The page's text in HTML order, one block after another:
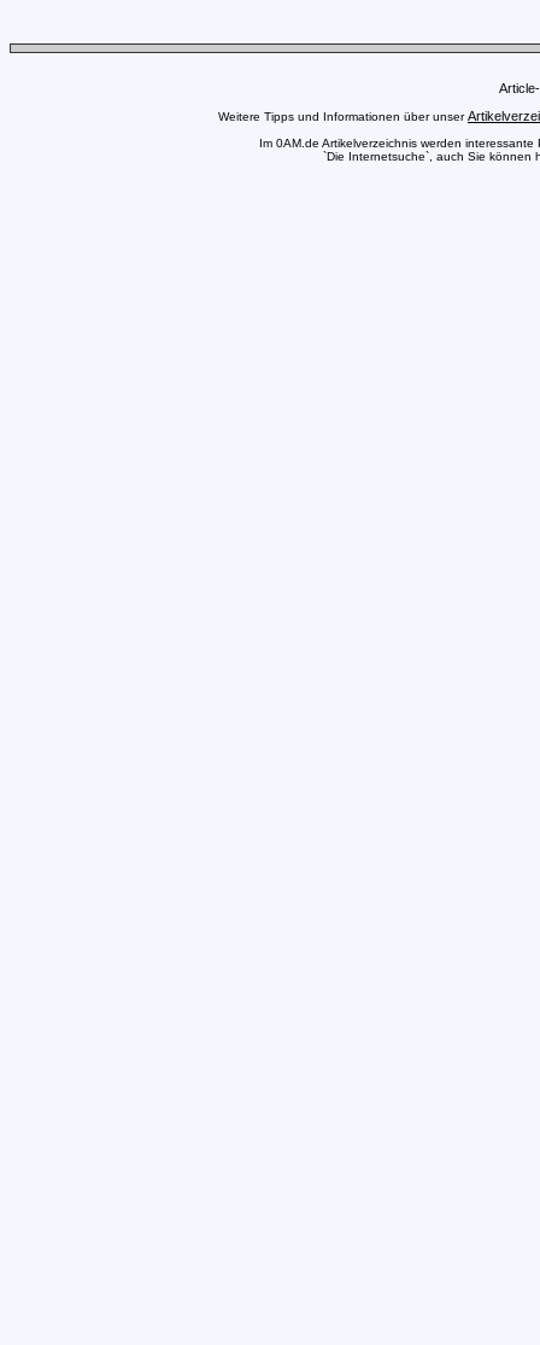
Weitere Tipps und Informationen über unser
Im 0AM.de Artikelverzeichnis werden
`Die Internetsuche`, auch Sie können